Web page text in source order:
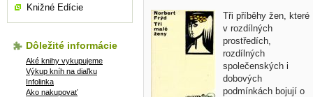
Tři příběhy žen, které
v rozdílných
prostředích,
rozdílných
společenských i
dobových
podmínkách bojují o
Knižné Edície
Dôležité informácie
Aké knihy vykupujeme
Výkup kníh na diaľku
Infolinka
Ako nakupovať